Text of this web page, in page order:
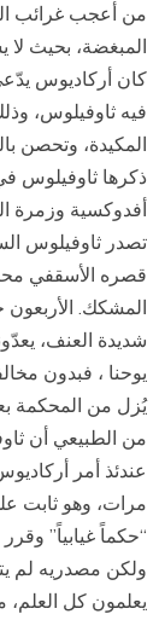
من أعجب غرائب
المبغضة، بحيث لا
كان أركاديوس
فيه ثاوفيلوس،
المكيدة، وتحصن
ذكرها ثاوفيلوس
أفدوكسية وزمرة
تصدر ثاوفيلوس
قصره الأسقفي
المشكك. الأربعون
شديدة العنف،
يوحنا ، فبدون
يُزل من المحكمة
من الطبيعي أن
عندئذ أمر
مرات، وهو ثابت
“حكماً غيابياً”
ولكن مصدريه لم
يعلمون كل العلم،